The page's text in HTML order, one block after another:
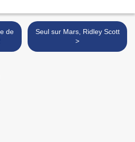
Seul sur Mars, Ridley Scott
>